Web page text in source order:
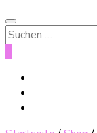
Suche
nach: